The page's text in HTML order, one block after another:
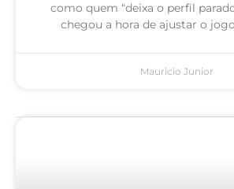
como quem “deixa o perfil
chegou a hora de ajustar o
Mauricio Junior